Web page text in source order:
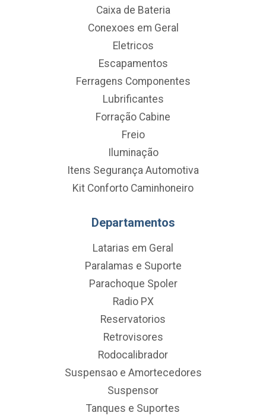
Caixa de Bateria
Conexoes em Geral
Eletricos
Escapamentos
Ferragens Componentes
Lubrificantes
Forração Cabine
Freio
Iluminação
Itens Segurança Automotiva
Kit Conforto Caminhoneiro
Departamentos
Latarias em Geral
Paralamas e Suporte
Parachoque Spoler
Radio PX
Reservatorios
Retrovisores
Rodocalibrador
Suspensao e Amortecedores
Suspensor
Tanques e Suportes